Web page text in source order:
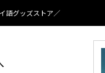
語グッズストア／